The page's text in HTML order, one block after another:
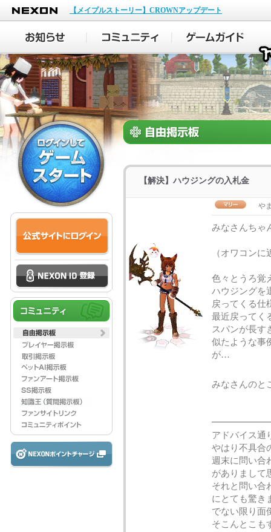
NEXON
【メイプルストーリー】CROWNアップデート
【解決】ハウジングの入札金
や
みなさんちゃ
（オワコン
色々とうろ覚
ハウジングを
戻ってくる仕
最近戻ってく
スパンが長す
似たような事
が…
みなさんのと
アドバイス通
やはり不具合
週末に問い合
がありまして
それと問い合
にとても驚き
でない限り面
そこんとこも